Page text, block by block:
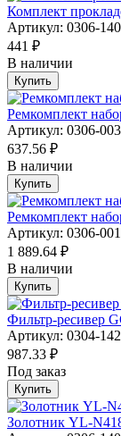
Комплект
Артикул: 0306-
441 ₽
В наличии
Купить
Ремкомплект
Артикул: 0306-003
637.56 ₽
В наличии
Купить
Ремкомплект
Артикул: 0306-001
1 889.64 ₽
В наличии
Купить
Фильтр-ресивер
Артикул: 0304-
987.33 ₽
Под заказ
Купить
Золотник YL-